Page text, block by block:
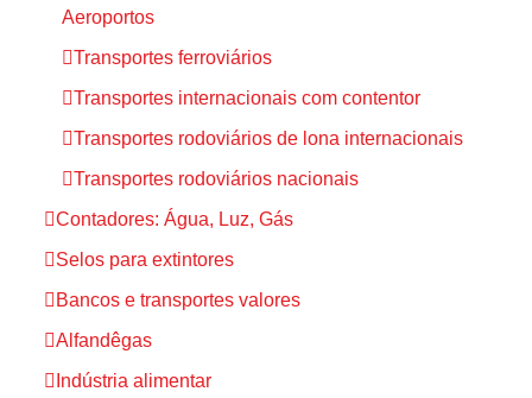
Aeroportos
Transportes ferroviários
Transportes internacionais com contentor
Transportes rodoviários de lona internacionais
Transportes rodoviários nacionais
Contadores: Água, Luz, Gás
Selos para extintores
Bancos e transportes valores
Alfandêgas
Indústria alimentar